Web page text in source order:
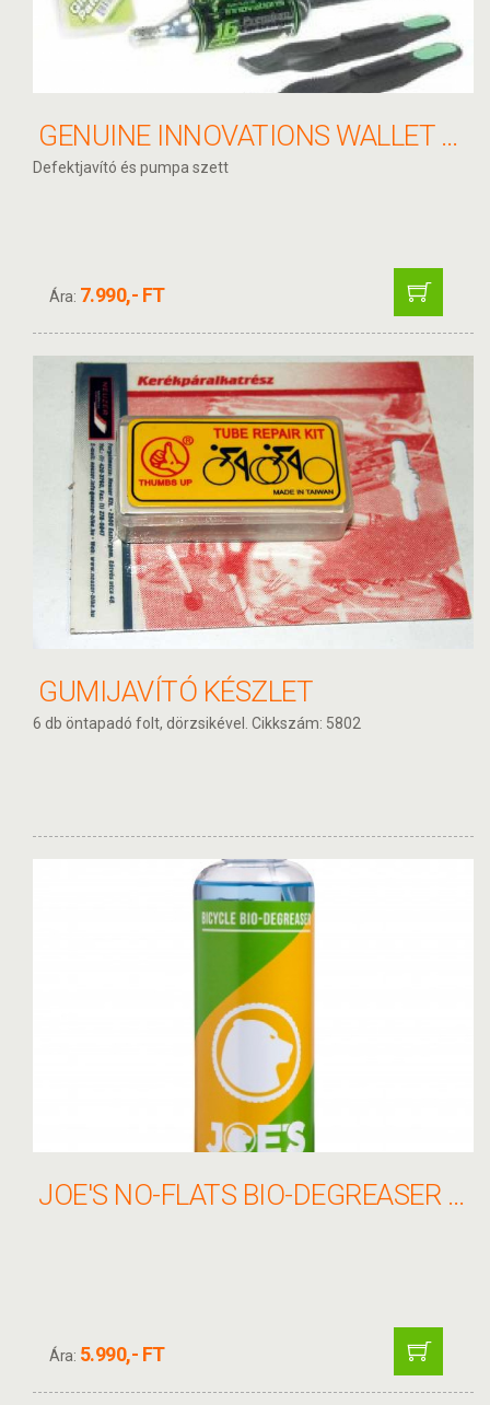
GENUINE INNOVATIONS WALLET DEFEKTJAVÍTÓ KÉSZLET CO2 - G2618
Defektjavító és pumpa szett
Ára: 7.990,- FT
GUMIJAVÍTÓ KÉSZLET
6 db öntapadó folt, dörzsikével. Cikkszám: 5802
JOE'S NO-FLATS BIO-DEGREASER LÁNCMOSÓ 500ML
Ára: 5.990,- FT